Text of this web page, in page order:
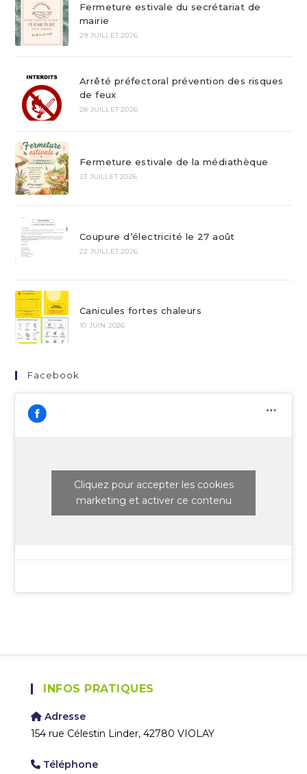
Fermeture estivale du secrétariat de
mairie
29 JUILLET 2026
Arrêté préfectoral prévention des risques
de feux
28 JUILLET 2026
Fermeture estivale de la médiathèque
23 JUILLET 2026
Coupure d’électricité le 27 août
22 JUILLET 2026
Canicules fortes chaleurs
10 JUIN 2026
Facebook
Cliquez pour accepter les cookies
marketing et activer ce contenu
INFOS PRATIQUES
Adresse
154 rue Célestin Linder, 42780 VIOLAY
Téléphone